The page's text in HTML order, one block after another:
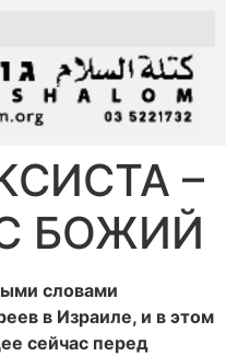
–
БОЖИЙ
словами
в Израиле, и в этом
сейчас перед